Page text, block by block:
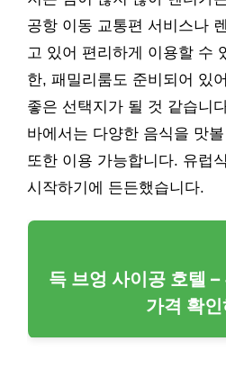
공항 이동 교통편 서비스나
고 있어 편리하게 이용할 수
한, 패밀리룸도 준비되어 있
좋은 선택지가 될 것 같습니
바에서는 다양한 음식을 맛
또한 이용 가능합니다. 유럽
시작하기에 든든했습니다.
득 브엉 사이공 호텔
가격 확